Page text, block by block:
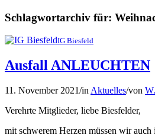
Schlagwortarchiv für:
IG Biesfeld
Ausfall ANLEUCHTEN
11. November 2021/in Aktuelles/von
Verehrte Mitglieder, liebe Biesfelder,
mit schwerem Herzen müssen wir auch